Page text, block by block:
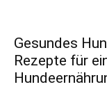
Gesundes
Rezepte für